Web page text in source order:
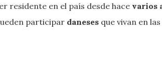
residente en el país desde hace varios
participar daneses que vivan en las